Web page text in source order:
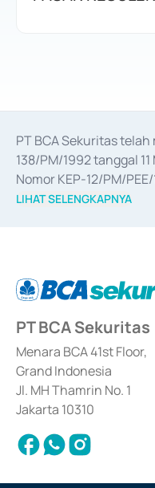
PT BCA Sekuritas
138/PM/1992 tanggal
Nomor KEP-12/PM/
merger, akuisisi,
LIHAT SELENGKAPNYA
PT BCA Sekuritas
Menara BCA 41st Floor,
Grand Indonesia
Jl. MH Thamrin No. 1
Jakarta 10310